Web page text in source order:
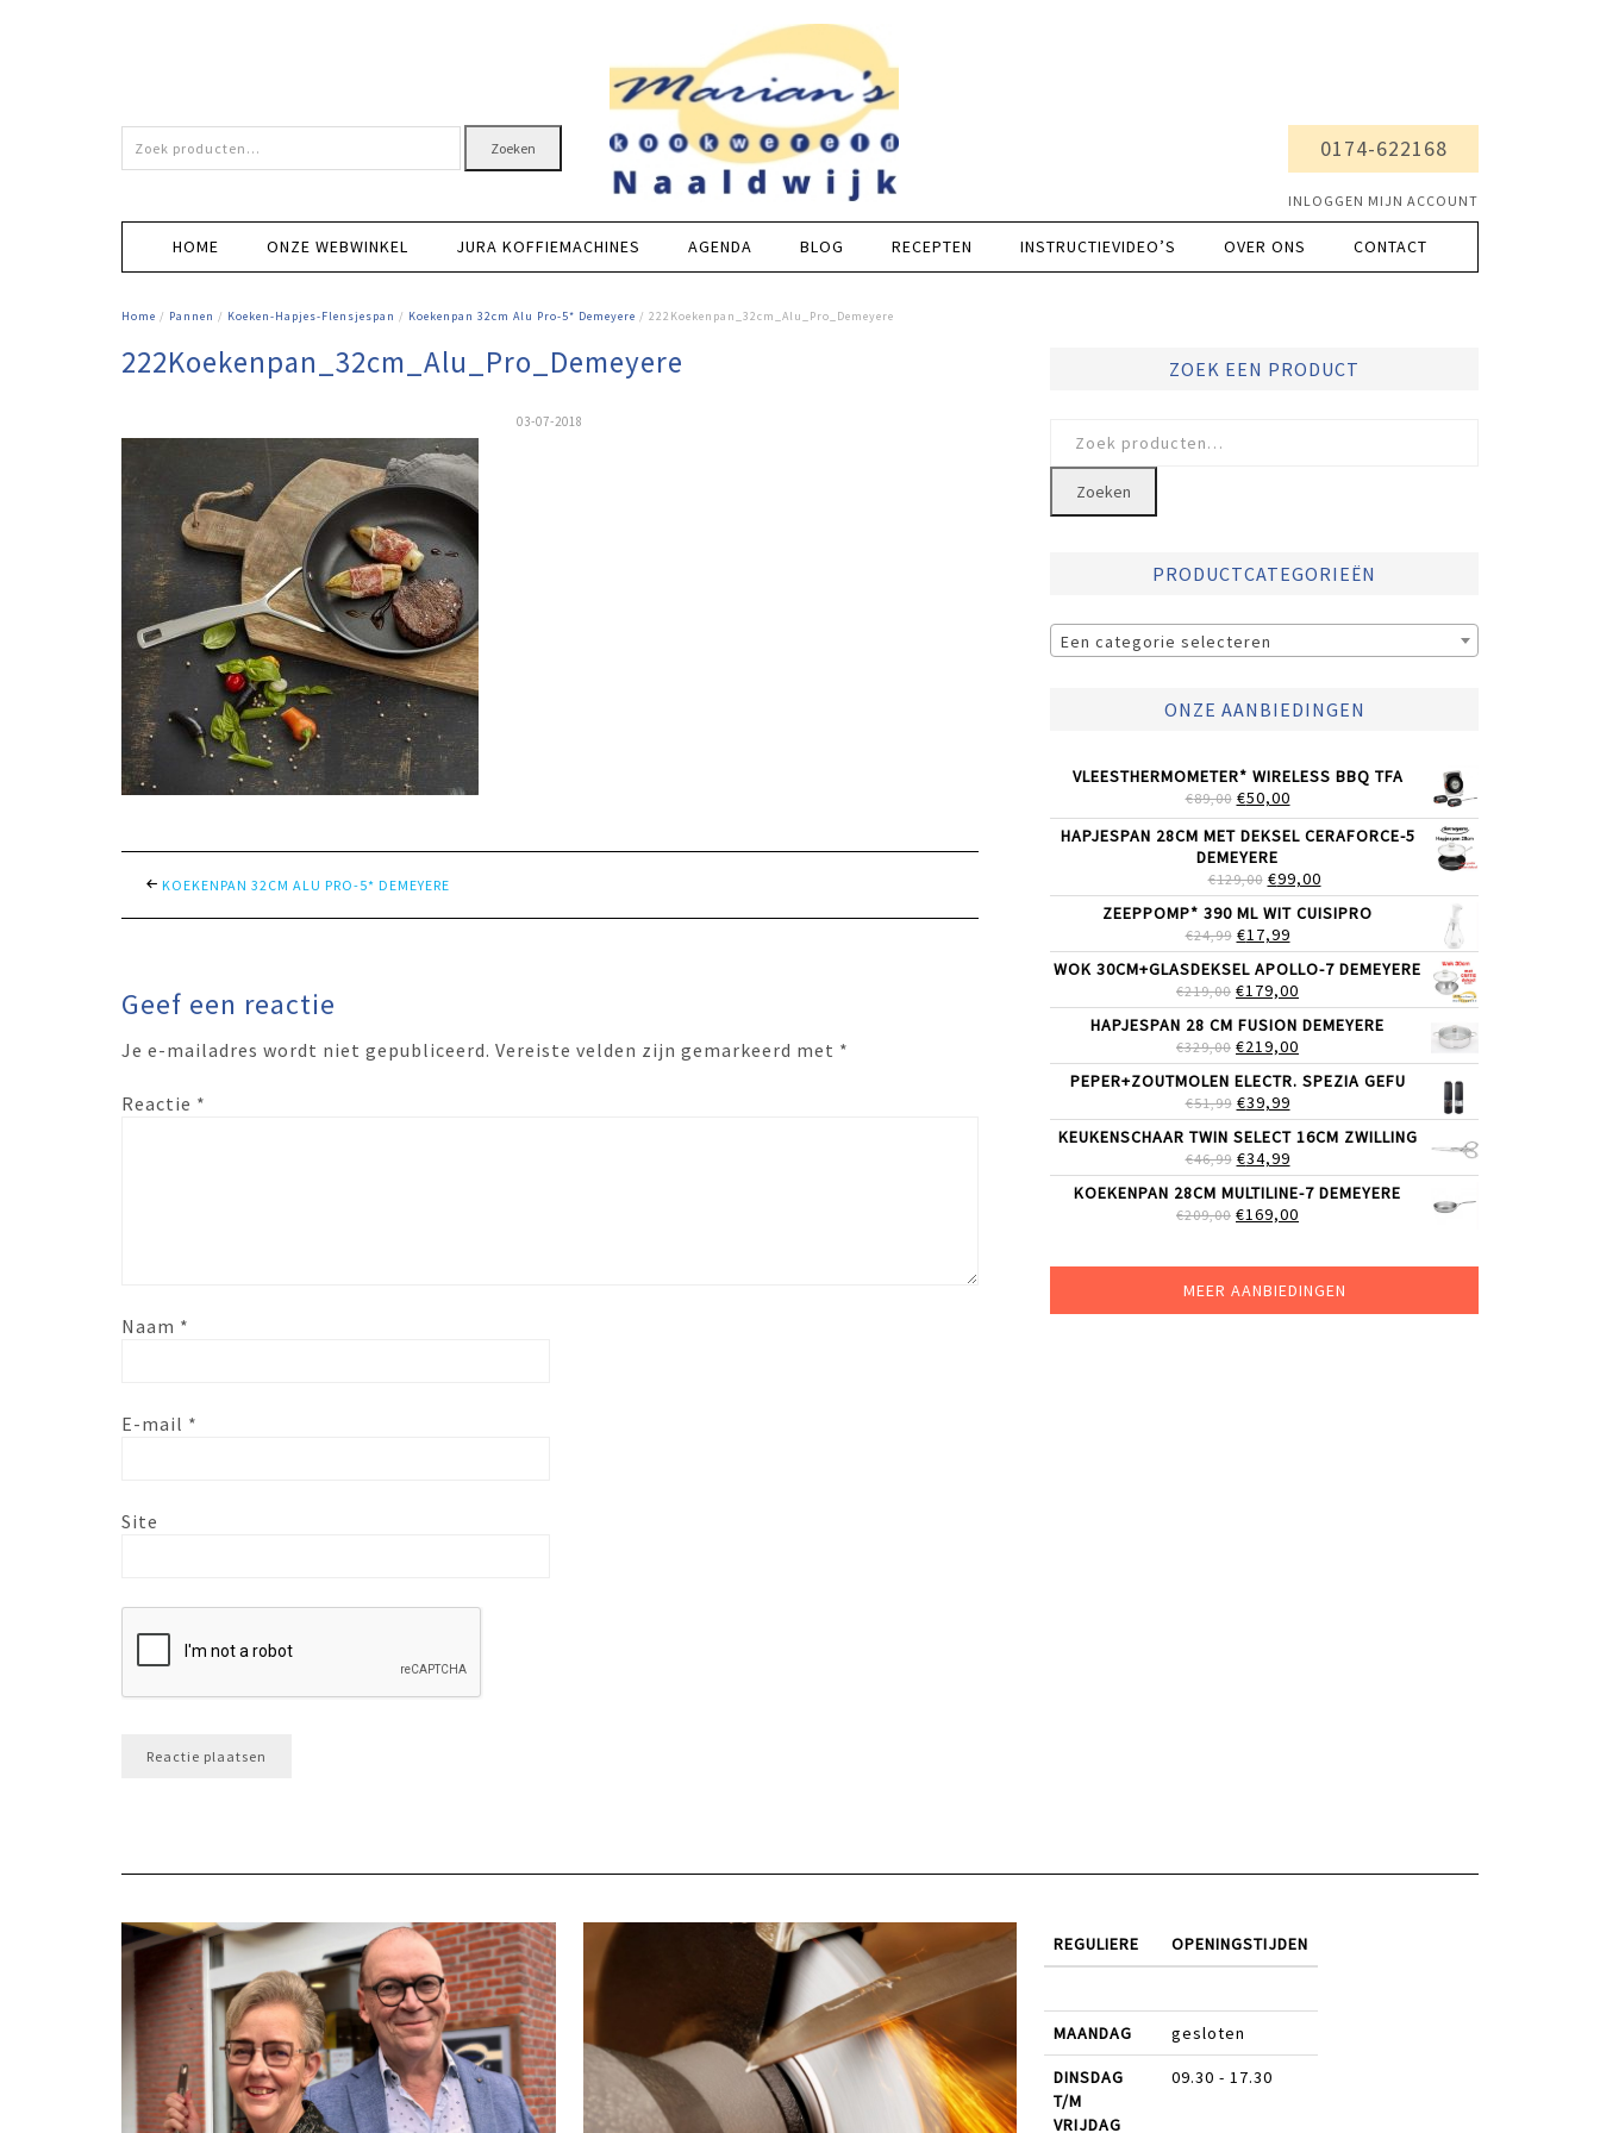
Zoeken
naar:
Zoeken 0174-622168
INLOGGEN MIJN ACCOUNT
HOME ONZE WEBWINKEL JURA KOFFIEMACHINES AGENDA BLOG RECEPTEN INSTRUCTIEVIDEO’S OVER ONS CONTACT
Home / Pannen / Koeken-Hapjes-Flensjespan / Koekenpan 32cm Alu Pro-5* Demeyere / 222Koekenpan_32cm_Alu_Pro_Demeyere
222Koekenpan_32cm_Alu_Pro_Demeyere
03-07-2018
KOEKENPAN 32CM ALU PRO-5* DEMEYERE
Geef een reactie
Je e-mailadres wordt niet gepubliceerd. Vereiste velden zijn gemarkeerd met *
Reactie *
Naam *
E-mail *
Site
ZOEK EEN PRODUCT
naar:
Zoeken
PRODUCTCATEGORIEËN
Een categorie selecteren
ONZE AANBIEDINGEN
VLEESTHERMOMETER* WIRELESS BBQ TFA
€89,00 OORSPRONKELIJKE
PRIJS
WAS:
€89,00.
€50,00HUIDIGE
PRIJS
IS:
HAPJESPAN 28CM MET DEKSEL CERAFORCE-5
DEMEYERE
€129,00 OORSPRONKELIJKE
PRIJS
WAS:
€129,00.
€99,00HUIDIGE
PRIJS
IS:
ZEEPPOMP* 390 ML WIT CUISIPRO
€24,99 OORSPRONKELIJKE
PRIJS
WAS:
€24,99.
€17,99HUIDIGE
PRIJS
IS:
€17,99.
WOK 30CM+GLASDEKSEL APOLLO-7 DEMEYERE
€219,00 OORSPRONKELIJKE
PRIJS
WAS:
€219,00.
€179,00
PRIJS
IS:
€179,00.
HAPJESPAN 28 CM FUSION DEMEYERE
€329,00 OORSPRONKELIJKE
PRIJS
WAS:
€329,00.
€219,00
PRIJS
IS:
PEPER+ZOUTMOLEN ELECTR. SPEZIA GEFU
€51,99 OORSPRONKELIJKE
PRIJS
WAS:
€51,99.
€39,99HUIDIGE
PRIJS
IS:
€39,99.
KEUKENSCHAAR TWIN SELECT 16CM ZWILLING
€46,99 OORSPRONKELIJKE
PRIJS
WAS:
€46,99.
€34,99HUIDIGE
PRIJS
IS:
€34,99.
KOEKENPAN 28CM MULTILINE-7 DEMEYERE
€209,00 OORSPRONKELIJKE
€169,00
MEER AANBIEDINGEN
REGULIERE OPENINGSTIJDEN
MAANDAG gesloten
DINSDAG
T/M
VRIJDAG
09.30 - 17.30